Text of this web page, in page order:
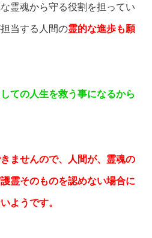
霊魂から守る役割を担ってい
当する人間の霊的な進歩も願
ての人生を救う事になるから
ませんので、人間が、霊魂の
霊そのものを認めない場合に
ようです。